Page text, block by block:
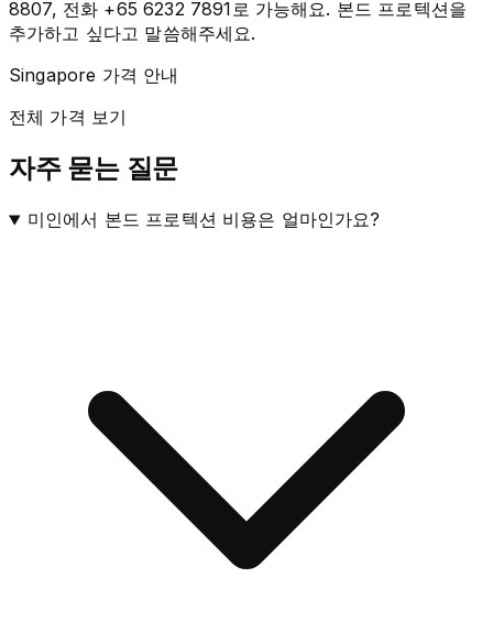
8807, 전화 +65 6232 7891로 가능해요. 본드 프로텍션을
추가하고 싶다고 말씀해주세요.
Singapore 가격 안내
전체 가격 보기
자주 묻는 질문
미인에서 본드 프로텍션 비용은 얼마인가요?